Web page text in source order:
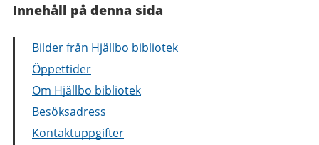
Innehåll på denna sida
Bilder från Hjällbo bibliotek
Öppettider
Om Hjällbo bibliotek
Besöksadress
Kontaktuppgifter